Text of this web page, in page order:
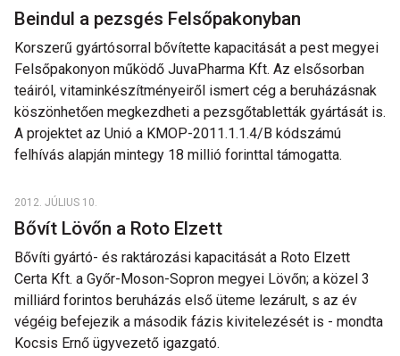
Beindul a pezsgés Felsőpakonyban
Korszerű gyártósorral bővítette kapacitását a pest megyei
Felsőpakonyon működő JuvaPharma Kft. Az elsősorban
teáiról, vitaminkészítményeiről ismert cég a beruházásnak
köszönhetően megkezdheti a pezsgőtabletták gyártását is.
A projektet az Unió a KMOP-2011.1.1.4/B kódszámú
felhívás alapján mintegy 18 millió forinttal támogatta.
2012. JÚLIUS 10.
Bővít Lövőn a Roto Elzett
Bővíti gyártó- és raktározási kapacitását a Roto Elzett
Certa Kft. a Győr-Moson-Sopron megyei Lövőn; a közel 3
milliárd forintos beruházás első üteme lezárult, s az év
végéig befejezik a második fázis kivitelezését is - mondta
Kocsis Ernő ügyvezető igazgató.